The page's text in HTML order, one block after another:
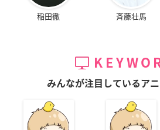
稲田徹 斉藤壮馬
みんなが注目しているア